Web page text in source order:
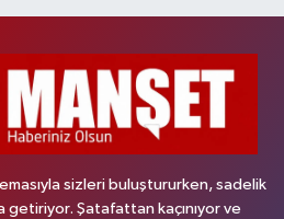
sizleri buluştururken, sadelik
getiriyor. Şatafattan kaçınıyor ve